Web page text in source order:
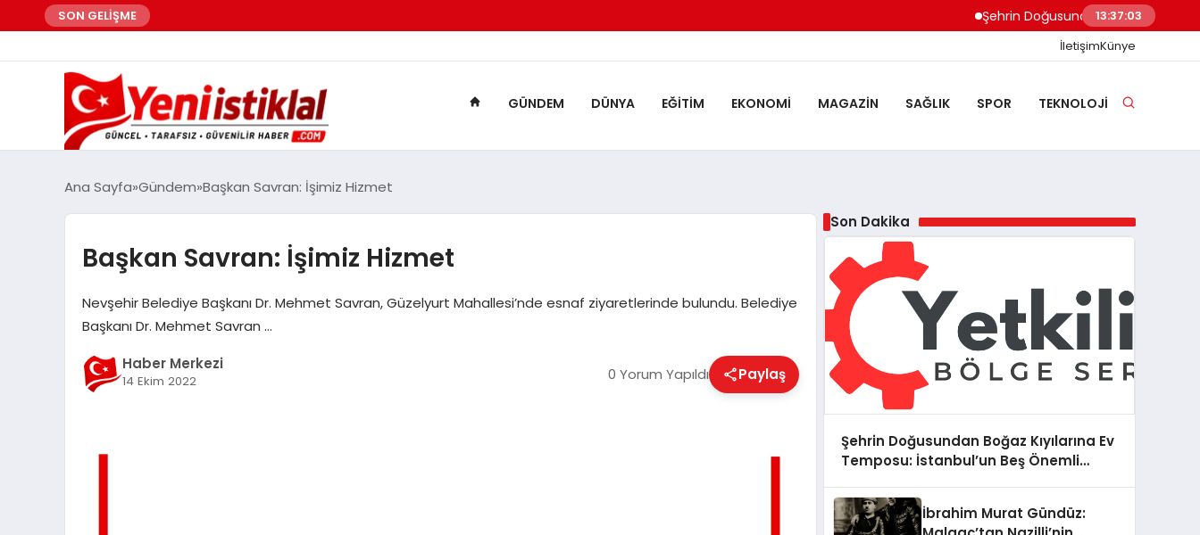
SON GELİŞME Şehrin Doğusundan Boğaz Kıyılarına
13:37:04
İletişimKünye
GÜNDEM DÜNYA EĞITIM EKONOMI MAGAZIN SAĞLIK SPOR TEKNOLOJI
Ana Sayfa Gündem Başkan Savran: İşimiz Hizmet
Başkan Savran: İşimiz Hizmet
Nevşehir Belediye Başkanı Dr. Mehmet Savran, Güzelyurt Mahallesi’nde esnaf ziyaretlerinde bulundu. Belediye
Başkanı Dr. Mehmet Savran …
Haber Merkezi
14 Ekim 2022 0 Yorum Yapıldı Paylaş
Son Dakika
Şehrin Doğusundan Boğaz Kıyılarına Ev
Temposu: İstanbul’un Beş Önemli
İbrahim Murat Gündüz: